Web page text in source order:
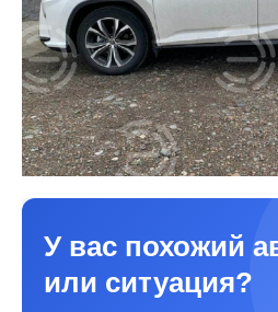
У вас похожий
или ситуация?